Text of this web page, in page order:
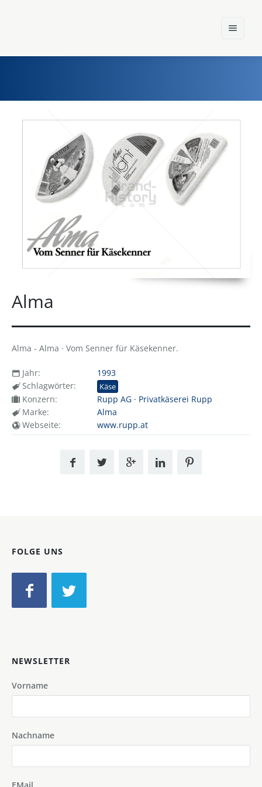
Einst und Heute
Konzerne
Alma
Alma - Alma · Vom Senner für Käsekenner.
Jahr:
1993
Schlagwörter:
Käse
Konzern:
Rupp AG · Privatkäserei Rupp
Marke:
Alma
Webseite:
www.rupp.at
FOLGE UNS
NEWSLETTER
Vorname
Nachname